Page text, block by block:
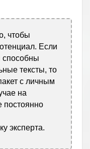
чтобы
Если
способны
тексты, то
с личным
на
постоянно
эксперта.